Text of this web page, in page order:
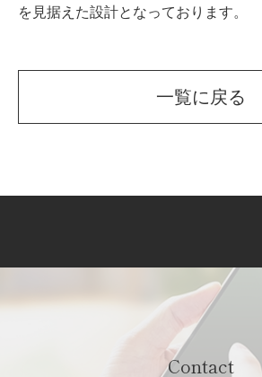
を見据えた設計となっております。
一覧に戻る
Contact